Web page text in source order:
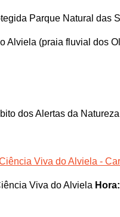
Parque Natural das
Alviela (praia fluvial dos
dos Alertas da Natureza
Viva do Alviela -
Viva do Alviela Hora: